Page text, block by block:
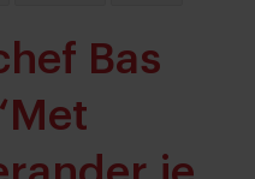
Bas